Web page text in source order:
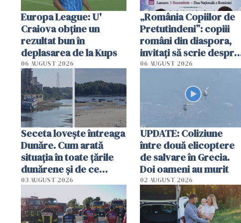
Europa League: U'
Craiova obține un
rezultat bun în
deplasarea de la Kups
06 AUGUST 2026
„România Copiilor de
Pretutindeni”: copiii
români din diaspora,
invitați să scrie despre
România într-un volum
06 AUGUST 2026
Seceta lovește întreaga
Dunăre. Cum arată
situația în toate țările
dunărene și de ce
România resimte
efectele, deși a plouat
în iulie
03 AUGUST 2026
UPDATE: Coliziune
între două elicoptere
de salvare în Grecia.
Doi oameni au murit
02 AUGUST 2026